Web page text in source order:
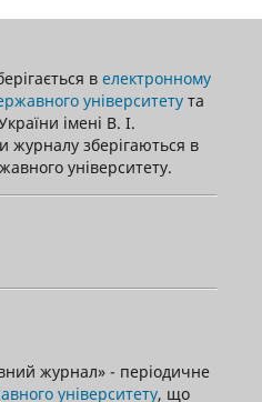
в електронному
університетута
імені В. І.
журналу зберігаються в
університету.
журнал» - періодичне
університету, що